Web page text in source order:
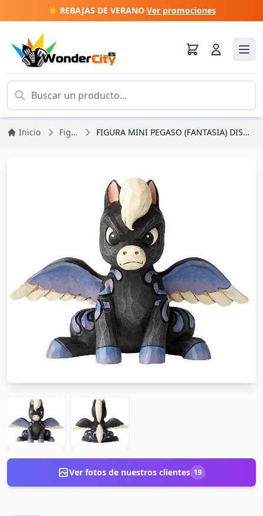
☀️ REBAJAS DE VERANO·Ver promociones
Inicio Figuras FIGURA MINI PEGASO (FANTASIA) DISNEY TRADITIONS
Ver fotos de nuestros clientes 19